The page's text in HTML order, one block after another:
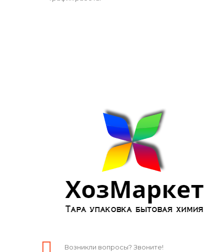
Возникли вопросы? Звоните!